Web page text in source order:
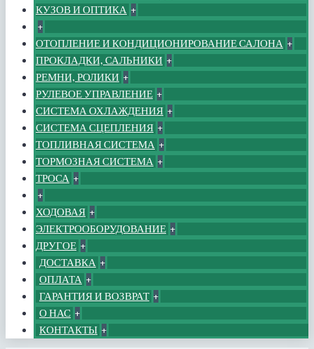
КУЗОВ И ОПТИКА +
+
ОТОПЛЕНИЕ И КОНДИЦИОНИРОВАНИЕ САЛОНА +
ПРОКЛАДКИ, САЛЬНИКИ +
РЕМНИ, РОЛИКИ +
РУЛЕВОЕ УПРАВЛЕНИЕ +
СИСТЕМА ОХЛАЖДЕНИЯ +
СИСТЕМА СЦЕПЛЕНИЯ +
ТОПЛИВНАЯ СИСТЕМА +
ТОРМОЗНАЯ СИСТЕМА +
ТРОСА +
+
ХОДОВАЯ +
ЭЛЕКТРООБОРУДОВАНИЕ +
ДРУГОЕ +
ДОСТАВКА +
ОПЛАТА +
ГАРАНТИЯ И ВОЗВРАТ +
О НАС +
КОНТАКТЫ +